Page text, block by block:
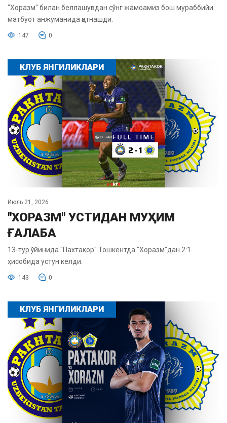
"Хоразм" билан беллашувдан сўнг жамоамиз бош мураббийи
матбуот анжуманида қатнашди.
147 0
КЛУБ ЯНГИЛИКЛАРИ
Июль 21, 2026
"ХОРАЗМ" УСТИДАН МУҲИМ
ҒАЛАБА
13-тур ўйинида "Пахтакор" Тошкентда "Хоразм"дан 2:1
ҳисобида устун келди.
143 0
КЛУБ ЯНГИЛИКЛАРИ